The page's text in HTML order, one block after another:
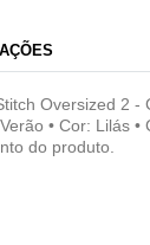
Oversized 2
• Cor: Lilás
do produto.